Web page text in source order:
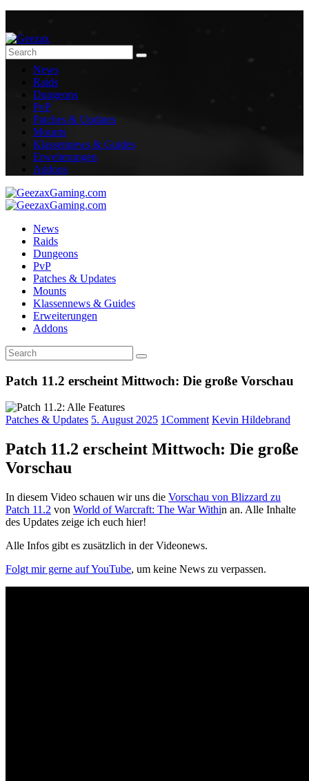
News
Raids
Dungeons
PvP
Patches & Updates
Mounts
Klassennews & Guides
Erweiterungen
Addons
News
Raids
Dungeons
PvP
Patches & Updates
Mounts
Klassennews & Guides
Erweiterungen
Addons
Patch 11.2 erscheint Mittwoch: Die große Vorschau
Patches & Updates 5. August 2025 1Comment Kevin Hildebrand
Patch 11.2 erscheint Mittwoch: Die große
Vorschau
In diesem Video schauen wir uns die Vorschau von Blizzard zu
Patch 11.2 von World of Warcraft: The War Within an. Alle Inhalte
des Updates zeige ich euch hier!
Alle Infos gibt es zusätzlich in der Videonews.
Folgt mir gerne auf YouTube, um keine News zu verpassen.